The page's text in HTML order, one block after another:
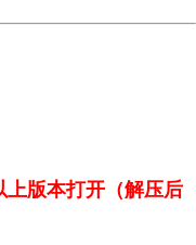
上版本打开（解压后